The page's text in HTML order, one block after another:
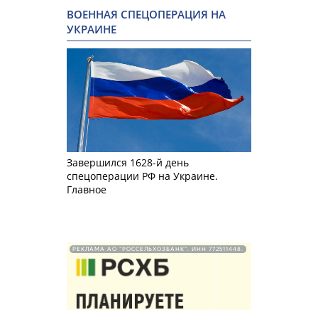
ВОЕННАЯ СПЕЦОПЕРАЦИЯ НА
УКРАИНЕ
Завершился 1628-й день
спецоперации РФ на Украине.
Главное
РЕКЛАМА АО "РОССЕЛЬХОЗБАНК". ИНН 772511448.